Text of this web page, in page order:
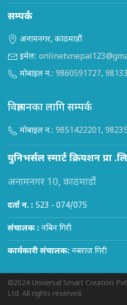
सम्पर्क
अनामनगर, काठमाडौं
इमेल:
मोबाइल न.: 9860591727,
विज्ञापनका लागि सम्पर्क
मोबाइल न.: 9851422201,
युनिभर्सल स्मार्ट क्रियशन प्रा
अनामनगर 10, काठमाडौं
दर्ता न. : 523 - 074/075
संचालक : नबिन गिरी
कार्यकारी संचालक: नबराज गिरी
©2024 Universal Smart Creation
Ltd. All rights reserved.